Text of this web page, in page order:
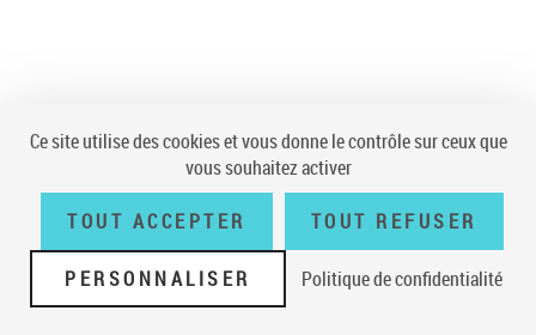
Ce site utilise des cookies et vous donne le contrôle sur ceux que
vous souhaitez activer
TOUT ACCEPTER TOUT REFUSER
PERSONNALISER Politique de confidentialité